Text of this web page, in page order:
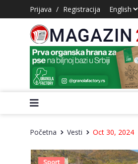
Prijava / Registracija
Početna Vesti Oct 30, 2024
Sport